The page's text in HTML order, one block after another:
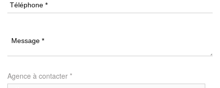
Agence à contacter *